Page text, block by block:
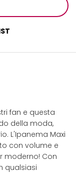
fan e questa
della moda,
L'Ipanema Maxi
con volume e
moderno! Con
qualsiasi